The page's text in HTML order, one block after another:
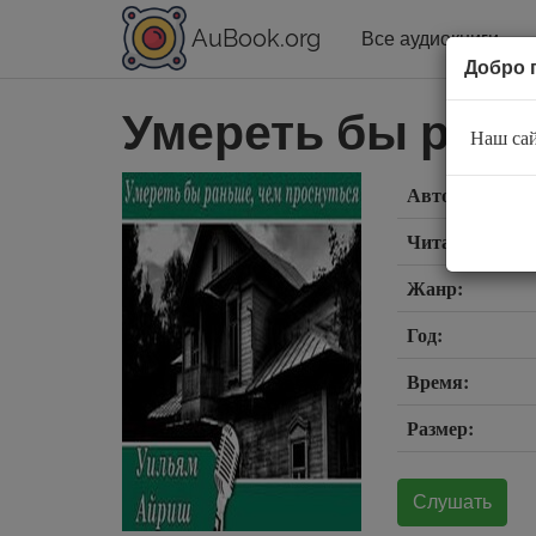
AuBook.org Все аудиокниги
Умереть бы
Автор:
Читает:
Жанр:
Год:
Время:
Размер:
Слушать
Добро
Наш